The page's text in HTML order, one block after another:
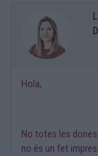
Hola,
No totes les
no és un fet